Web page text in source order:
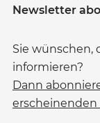
Newsletter
Sie wünschen,
informieren?
Dann